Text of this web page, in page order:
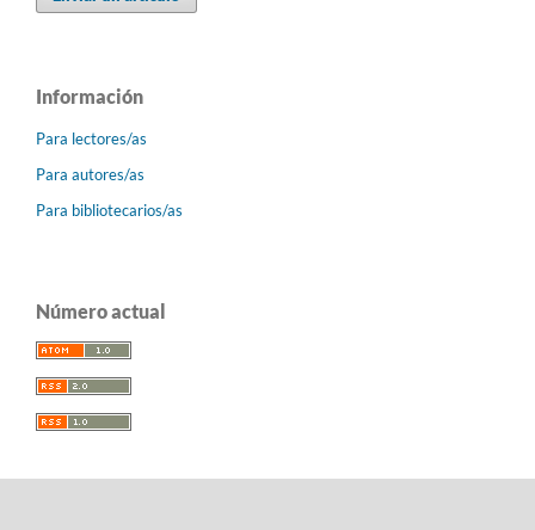
Información
Para lectores/as
Para autores/as
Para bibliotecarios/as
Número actual